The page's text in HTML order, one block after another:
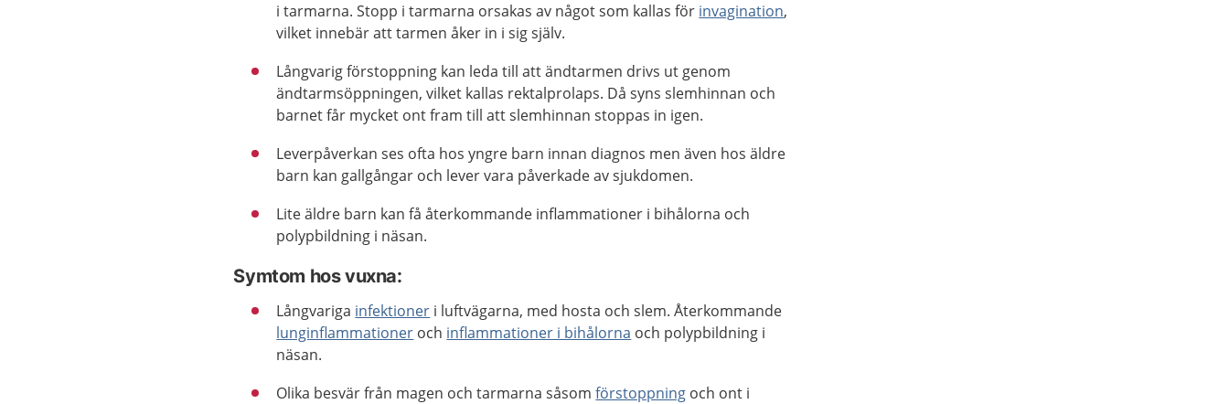
i tarmarna. Stopp i tarmarna orsakas av något som kallas för invagination,
vilket innebär att tarmen åker in i sig själv.
Långvarig förstoppning kan leda till att ändtarmen drivs ut genom
ändtarmsöppningen, vilket kallas rektalprolaps. Då syns slemhinnan och
barnet får mycket ont fram till att slemhinnan stoppas in igen.
Leverpåverkan ses ofta hos yngre barn innan diagnos men även hos äldre
barn kan gallgångar och lever vara påverkade av sjukdomen.
Lite äldre barn kan få återkommande inflammationer i bihålorna och
polypbildning i näsan.
Symtom hos vuxna:
Långvariga infektioner i luftvägarna, med hosta och slem. Återkommande
lunginflammationer och inflammationer i bihålorna och polypbildning i
näsan.
Olika besvär från magen och tarmarna såsomförstoppning och ont i